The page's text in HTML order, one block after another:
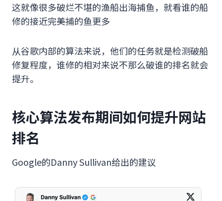
这就像很多破烂不堪的渔船出海捕鱼，就看谁的船
修的接近完美捕的鱼更多
从谷歌内部的算法来说，他们的任务就是检测破船
修复程度，谁修的相对来说不那么破谁的排名就会
提升。
核心算法发布期间如何提升网站
排名
Google的Danny Sullivan给出的建议